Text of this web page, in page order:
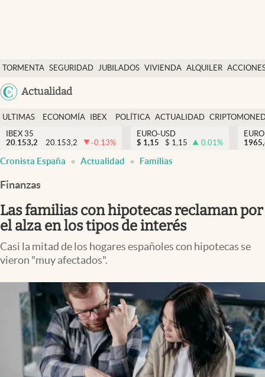
TORMENTA SEGURIDAD JUBILADOS VIVIENDA ALQUILER
Actualidad
Economía y finanzas
Política
Actualidad
Criptomonedas
España
ULTIMAS
NOTICIAS
ECONOMÍA
FINANZAS
IBEX
EURO
POLÍTICA ACTUALIDAD
IBEX 35
20.153,2
20.153,2 -0.13%
EURO-USD
$ 1,15 $ 1,15 0.01%
Cronista España Actualidad Familias
Finanzas
Las familias con hipotecas reclaman por
el alza en los tipos de interés
Casi la mitad de los hogares españoles con hipotecas se
vieron "muy afectados".